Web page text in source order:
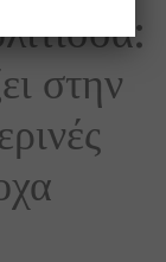
στην